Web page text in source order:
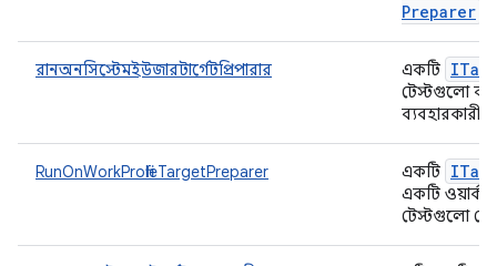
Preparer
রানঅনসিস্টেমইউজারটার্গেটপ্রিপারার একটি
টেস্টগুলো
RunOnWorkProfileTargetPreparer একটি
একটি ওয়ার্ক
টেস্টগুলো